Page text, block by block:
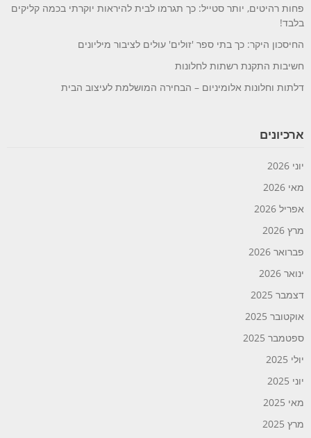
פחות רהיטים, יותר סטייל: כך תגרמו לבית להיראות יוקרתי בכמה קליקים
בלבד!
החיסכון היקר: כך בתי ספר 'זולים' עולים לציבור מיליונים
חשיבות התקנת רשתות לחלונות
דלתות וחלונות אלומיניום – הבחירה המושלמת לעיצוב הבית
ארכיונים
יוני 2026
מאי 2026
אפריל 2026
מרץ 2026
פברואר 2026
ינואר 2026
דצמבר 2025
אוקטובר 2025
ספטמבר 2025
יולי 2025
יוני 2025
מאי 2025
מרץ 2025